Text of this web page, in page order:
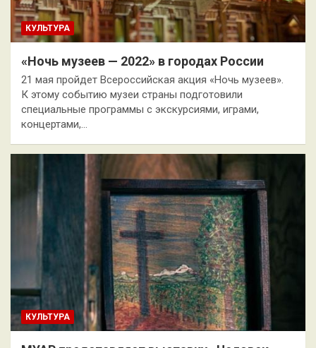
КУЛЬТУРА
«Ночь музеев — 2022» в городах России
21 мая пройдет Всероссийская акция «Ночь музеев».
К этому событию музеи страны подготовили
специальные программы с экскурсиями, играми,
концертами,…
КУЛЬТУРА